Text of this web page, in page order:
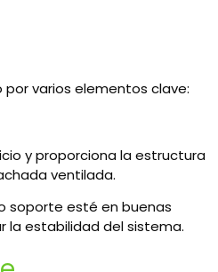
varios elementos clave:
y proporciona la estructura
ventilada.
soporte esté en buenas
la estabilidad del sistema.